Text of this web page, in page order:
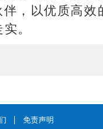
，以优质高
。
免责声明